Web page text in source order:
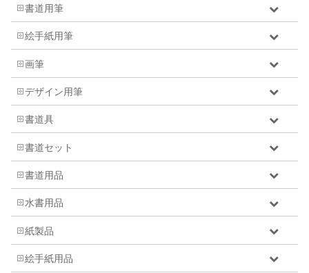
書道用筆
絵手紙用筆
画筆
デザイン用筆
書道具
書道セット
書道用品
水書用品
紙製品
絵手紙用品